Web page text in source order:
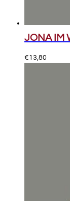
JONA IM
€13,80